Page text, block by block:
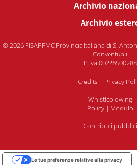
Archivio
Archivio
© 2026 PISAPFMC Provincia Italiana di S.
Conventuali
P.Iva 00226500288
Credits | Privacy
Whistleblowing
Policy| Modulo
Contributi pubblici
Le tue preferenze relative alla privacy